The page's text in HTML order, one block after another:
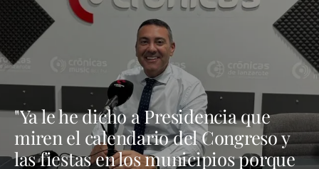
"Ya le he dicho a Presidencia que
miren el calendario del Congreso y
las fiestas en los municipios porque